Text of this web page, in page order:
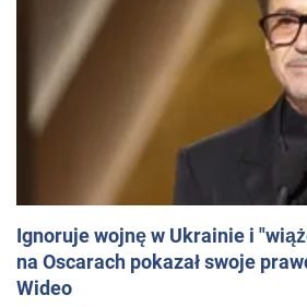
Ignoruje wojnę w Ukrainie i
na Oscarach pokazał swoje
Wideo